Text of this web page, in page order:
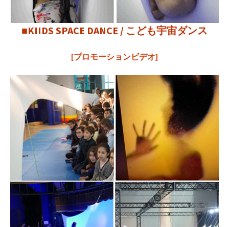
■KIIDS SPACE DANCE / こども宇宙ダンス
[プロモーションビデオ]